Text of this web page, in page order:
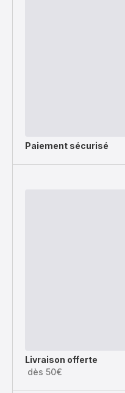
Paiement sécurisé
Livraison offerte
dès 50€